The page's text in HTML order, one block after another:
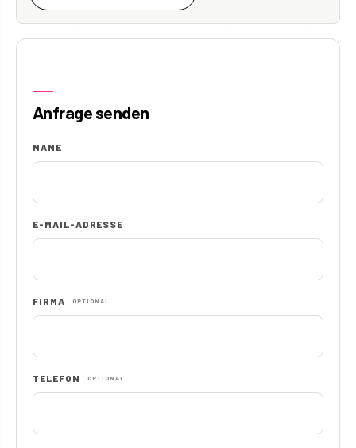
Anfrage senden
NAME
E-MAIL-ADRESSE
FIRMA OPTIONAL
TELEFON OPTIONAL